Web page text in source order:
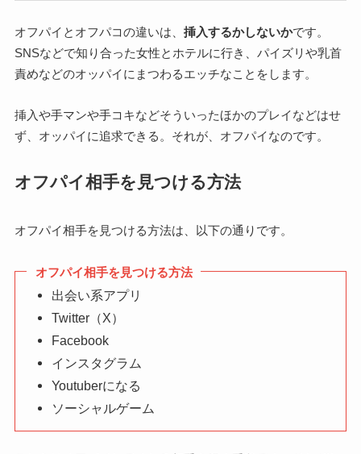
オフパイとオフパコの違いは、 挿入するかしないかです。
SNSなどで知り合った女性とホテルに行き、パイズリや乳首
責めなどのオッパイにまつわるエッチなことをします。
挿入や手マンや手コキなどそういったほかのプレイなどはせ
ず、オッパイに追求できる。それが、オフパイなのです。
オフパイ相手を見つける方法
オフパイ相手を見つける方法は、以下の通りです。
オフパイ相手を見つける方法
出会い系アプリ
Twitter（X）
Facebook
インスタグラム
Youtuberになる
ソーシャルゲーム